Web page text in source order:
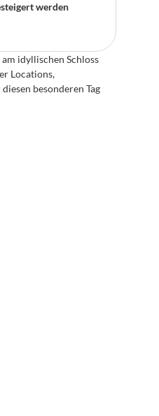
werden
idyllischen Schloss
Locations,
besonderen Tag